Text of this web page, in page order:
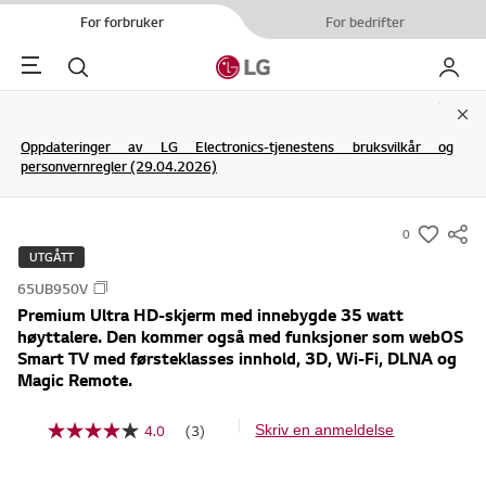
For forbruker For bedrifter
Menu Søk My LG
Oppdateringer av LG Electronics-tjenestens bruksvilkår og
personvernregler (29.04.2026)
0
s
m
a
UTGÅTT
65UB950V
Premium Ultra HD-skjerm med innebygde 35 watt
høyttalere. Den kommer også med funksjoner som webOS
Smart TV med førsteklasses innhold, 3D, Wi-Fi, DLNA og
Magic Remote.
4.0
L
(3) Skriv en anmeldelse